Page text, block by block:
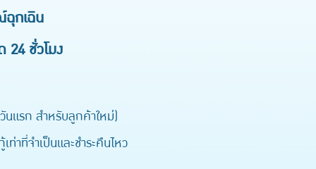
ฉุกเฉิน
24 ชั่วโมง
แรก สำหรับลูกค้าใหม่)
าที่จำเป็นและชำระคืนไหว